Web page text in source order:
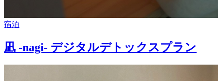
宿泊
凪 -nagi- デジタルデトックスプラン